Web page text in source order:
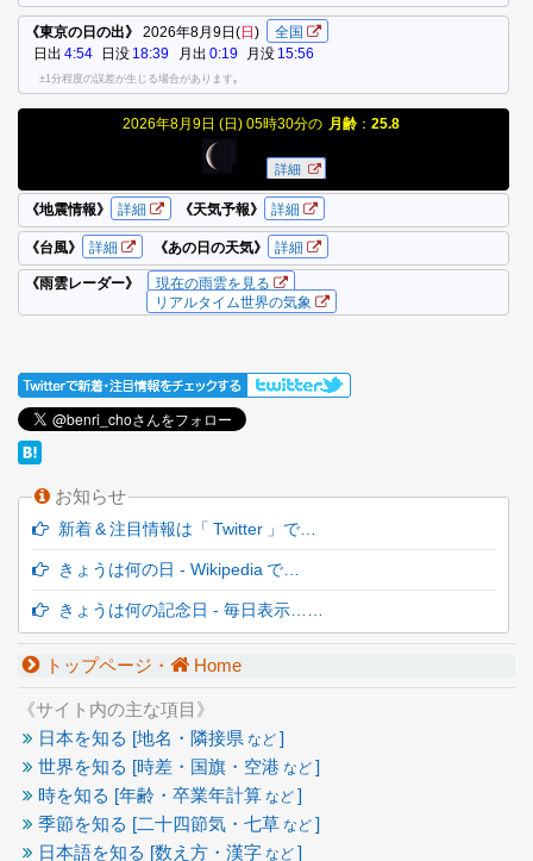
お知らせ
新着 & 注目情報は「 Twitter 」で…
きょうは何の日 - Wikipedia で…
きょうは何の記念日 - 毎日表示……
トップページ・ Home
《サイト内の主な項目》
日本を知る [地名・隣接県 など ]
世界を知る [時差・国旗・空港 など ]
時を知る [年齢・卒業年計算 など ]
季節を知る [二十四節気・七草 など ]
日本語を知る [数え方・漢字 など ]